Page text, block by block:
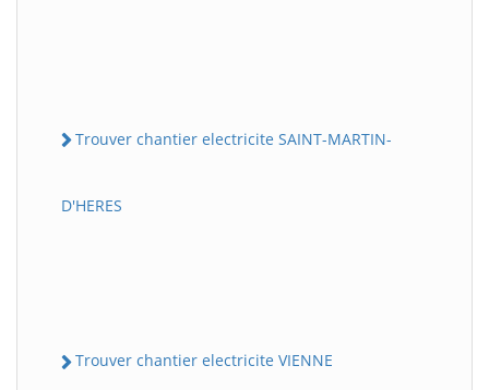
Trouver chantier electricite SAINT-MARTIN-
D'HERES
Trouver chantier electricite VIENNE